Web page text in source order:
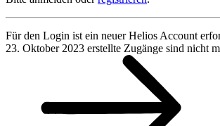
Für den Login ist ein neuer Helios Account
23. Oktober 2023 erstellte Zugänge sind nicht